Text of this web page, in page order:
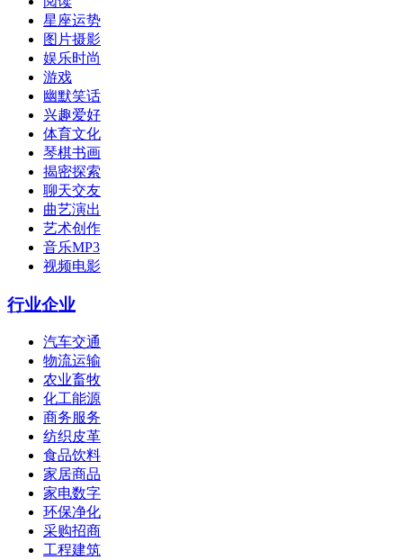
星座运势
图片摄影
娱乐时尚
游戏
幽默笑话
兴趣爱好
体育文化
琴棋书画
揭密探索
聊天交友
曲艺演出
艺术创作
音乐MP3
视频电影
行业企业
汽车交通
物流运输
农业畜牧
化工能源
商务服务
纺织皮革
食品饮料
家居商品
家电数字
环保净化
采购招商
工程建筑